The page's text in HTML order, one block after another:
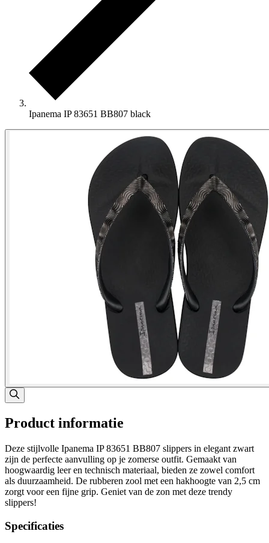
Ipanema IP 83651 BB807 black
Product informatie
Deze stijlvolle Ipanema IP 83651 BB807 slippers in elegant zwart
zijn de perfecte aanvulling op je zomerse outfit. Gemaakt van
hoogwaardig leer en technisch materiaal, bieden ze zowel comfort
als duurzaamheid. De rubberen zool met een hakhoogte van 2,5 cm
zorgt voor een fijne grip. Geniet van de zon met deze trendy
slippers!
Specificaties